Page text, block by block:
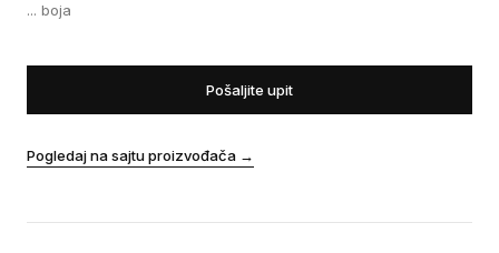
... boja
Pošaljite upit
Pogledaj na sajtu proizvođača →